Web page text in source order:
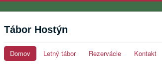
Tábor Hostýn
Domov Letný tábor Rezervácie Kontakt